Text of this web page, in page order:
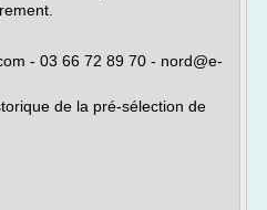
- 03 66 72 89 70 - nord@e-
de la pré-sélection de